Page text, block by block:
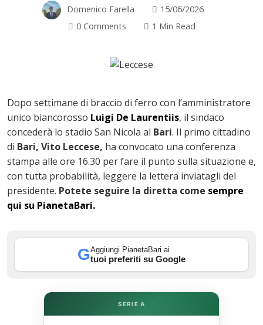
Domenico Farella
15/06/2026
0 Comments
1 Min Read
Dopo settimane di braccio di ferro con l’amministratore
unico biancorosso Luigi De Laurentiis, il sindaco
concederà lo stadio San Nicola al Bari. Il primo cittadino
di Bari, Vito Leccese, ha convocato una conferenza
stampa alle ore 16.30 per fare il punto sulla situazione e,
con tutta probabilità, leggere la lettera inviatagli del
presidente. Potete seguire la diretta come sempre
qui su PianetaBari.
GAggiungi PianetaBari ai
tuoi preferiti su Google
SERIE A